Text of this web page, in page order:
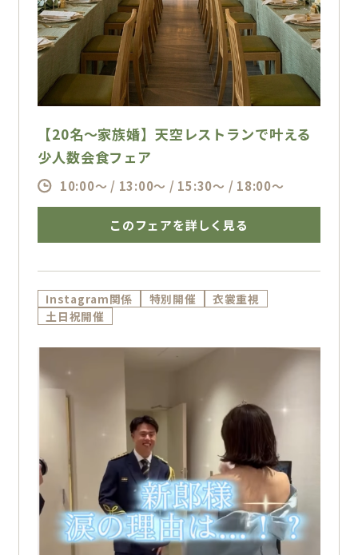
【20名〜家族婚】天空レストランで叶える
少人数会食フェア
10:00～ / 13:00～ / 15:30～ / 18:00～
このフェアを詳しく見る
Instagram関係 特別開催
衣裳重視
土日祝開催